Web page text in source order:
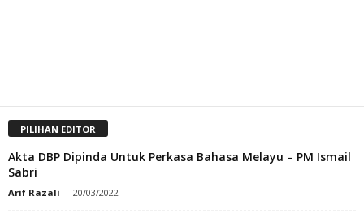
PILIHAN EDITOR
Akta DBP Dipinda Untuk Perkasa Bahasa Melayu – PM Ismail
Sabri
Arif Razali - 20/03/2022